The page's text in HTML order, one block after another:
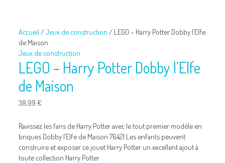
Accueil /Jeux de construction / LEGO – Harry Potter Dobby l’Elfe
de Maison
Jeux de construction
LEGO – Harry Potter Dobby l’Elfe
de Maison
38,99 €
Ravissez les fans de Harry Potter avec le tout premier modèle en
briques Dobby l’Elfe de Maison 76421 Les enfants peuvent
construire et exposer ce jouet Harry Potter un excellent ajout à
toute collection Harry Potter
Harry
Potter
Dobby
l’Elfe
de
Maison